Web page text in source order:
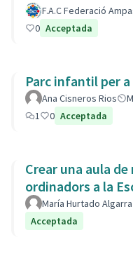
F.A.C Federació
0 Acceptada
Parc infantil per
Ana Cisneros Rios
1
0 Acceptada
Crear una aula
ordinadors a la
María Hurtado Algarra
Acceptada